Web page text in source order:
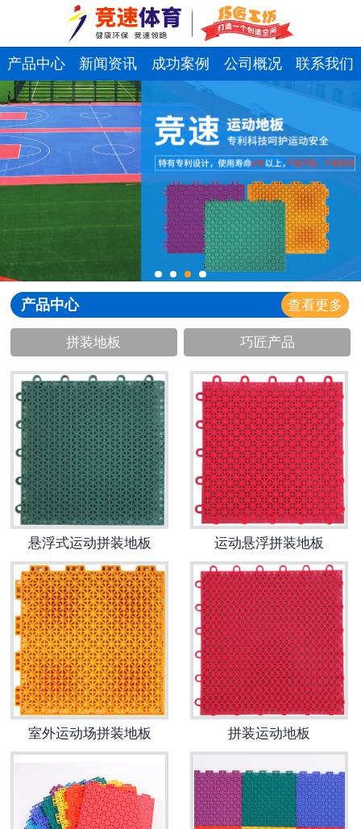
网站首页
关于我们
拼装地板
巧匠工坊
新闻资讯
成功案例
资质荣誉
公司环境
车间一角
团队风采
产品中心 新闻资讯 成功案例 公司概况 联系我们
产品中心 查看更多
拼装地板 巧匠产品
悬浮式运动拼装地板 运动悬浮拼装地板
室外运动场拼装地板 拼装运动地板